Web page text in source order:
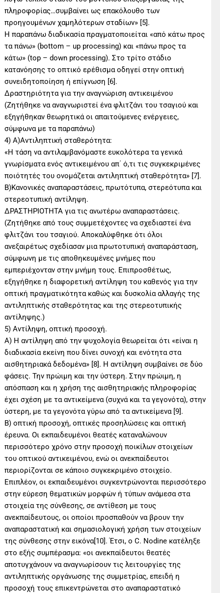
πληροφορίας…συμβαίνει ως επακόλουθο των
προηγουμένων χαμηλότερων σταδίων» [5].
Η παραπάνω διαδικασία πραγματοποιείται «από κάτω προς
τα πάνω» (bottom – up processing) και «πάνω προς τα
κάτω» (top – down processing). Στο τρίτο στάδιο
κατανόησης το οπτικό ερέθισμα οδηγεί στην οπτική
συνειδητοποίηση ή επίγνωση [6].
Δραστηριότητα για την αναγνώριση αντικειμένου
(Ζητήθηκε να αναγνωριστεί ένα φλιτζάνι του τσαγιού και
εξηγήθηκαν θεωρητικά οι απαιτούμενες ενέργειες,
σύμφωνα με τα παραπάνω)
4) Α)Αντιληπτική σταθερότητα:
«Η τάση να αντιλαμβανόμαστε ευκολότερα τα γενικά
γνωρίσματα ενός αντικειμένου απ΄ ό,τι τις συγκεκριμένες
ποιότητές του ονομάζεται αντιληπτική σταθερότητα» [7].
Β)Κανονικές αναπαραστάσεις, πρωτότυπα, στερεότυπα και
στερεοτυπική αντίληψη.
ΔΡΑΣΤΗΡΙΟΤΗΤΑ για τις ανωτέρω αναπαραστάσεις.
(Ζητήθηκε από τους συμμετέχοντες να σχεδιαστεί ένα
φλιτζάνι του τσαγιού. Αποκαλύφθηκε ότι όλοι
ανεξαιρέτως σχεδίασαν μια πρωτοτυπική αναπαράσταση,
σύμφωνη με τις αποθηκευμένες μνήμες που
εμπεριέχονταν στην μνήμη τους. Επιπροσθέτως,
εξηγήθηκε η διαφορετική αντίληψη του καθενός για την
οπτική πραγματικότητα καθώς και δυσκολία αλλαγής της
αντιληπτικής σταθερότητας και της στερεοτυπικής
αντίληψης.)
5) Αντίληψη, οπτική προσοχή.
Α) Η αντίληψη από την ψυχολογία θεωρείται ότι «είναι η
διαδικασία εκείνη που δίνει συνοχή και ενότητα στα
αισθητηριακά δεδομένα» [8]. Η αντίληψη συμβαίνει σε δύο
φάσεις. Την πρώιμη και την ύστερη. Στην πρώιμη, η
απόσπαση και η χρήση της αισθητηριακής πληροφορίας
έχει σχέση με τα αντικείμενα (συχνά και τα γεγονότα), στην
ύστερη, με τα γεγονότα γύρω από τα αντικείμενα [9].
Β) οπτική προσοχή, οπτικές προσηλώσεις και οπτική
έρευνα. Οι εκπαιδευμένοι θεατές καταναλώνουν
περισσότερο χρόνο στην προσοχή ποικίλων στοιχείων
του οπτικού αντικειμένου, ενώ οι ανεκπαίδευτοι
περιορίζονται σε κάποιο συγκεκριμένο στοιχείο.
Επιπλέον, οι εκπαιδευμένοι συγκεντρώνονται περισσότερο
στην εύρεση θεματικών μορφών ή τύπων ανάμεσα στα
στοιχεία της σύνθεσης, σε αντίθεση με τους
ανεκπαίδευτους, οι οποίοι προσπαθούν να βρουν την
αναπαραστατική και σημασιολογική χρήση των στοιχείων
της σύνθεσης στην εικόνα[10]. Έτσι, ο C. Nodine κατέληξε
στο εξής συμπέρασμα: «οι ανεκπαίδευτοι θεατές
αποτυγχάνουν να αναγνωρίσουν τις λειτουργίες της
αντιληπτικής οργάνωσης της συμμετρίας, επειδή η
προσοχή τους επικεντρώνεται στο αναπαραστατικό